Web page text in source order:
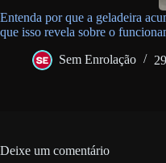
Entenda por que a geladeira
que isso revela sobre o
Sem Enrolação
Deixe um comentário